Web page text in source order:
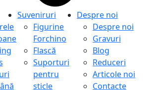
Suveniruri
Figurine
Forchino
Flască
Suporturi
pentru
sticle
Despre noi
Despre noi
Gravuri
Blog
Reduceri
Articole noi
Contacte